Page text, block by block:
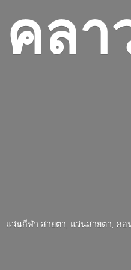
คลา
แว่นกีฬา สายตา, แว่นสายตา, ค